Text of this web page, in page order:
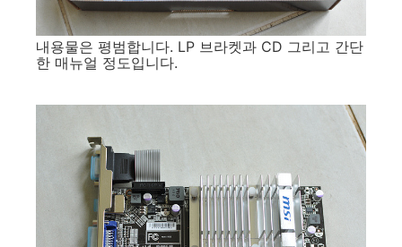
내용물은 평범합니다. LP 브라켓과 CD 그리고 간단
한 매뉴얼 정도입니다.